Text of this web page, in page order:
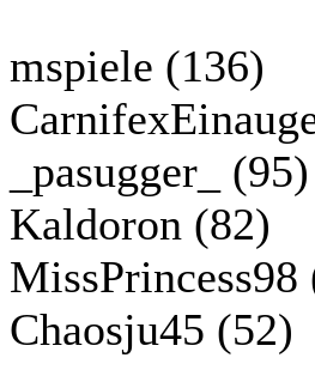
mspiele (136)
_pasugger_ (95)
Kaldoron (82)
MissPrincess98
Chaosju45 (52)